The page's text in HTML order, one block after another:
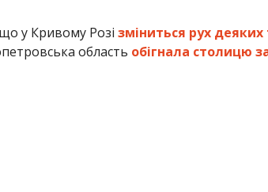
у Кривому Розі зміниться рух деяких
область обігнала столицю